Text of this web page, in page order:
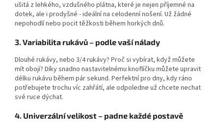
ušitá z lehkého, vzdušného plátna, které je nejen příjemné na
dotek, ale i prodyšné - ideální na celodenní nošení. Už žádné
nepohodlí nebo pocit těžkosti během horkých dnů.
3. Variabilita rukávů – podle vaší nálady
Dlouhé rukávy, nebo 3/4 rukávy? Proč si vybírat, když můžete
mít obojí? Díky snadno nastavitelnému knoflíčku můžete upravit
délku rukávu během pár sekund. Perfektní pro dny, kdy ráno
potřebujete trochu víc zahřátí, ale odpoledne už chcete nechat
své ruce dýchat.
4. Univerzální velikost – padne každé postavě